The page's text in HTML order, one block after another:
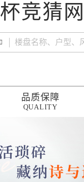
竞猜
品质保障
QUALITY